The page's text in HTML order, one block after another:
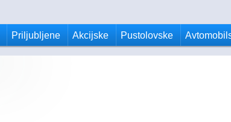
Priljubljene Akcijske Pustolovske